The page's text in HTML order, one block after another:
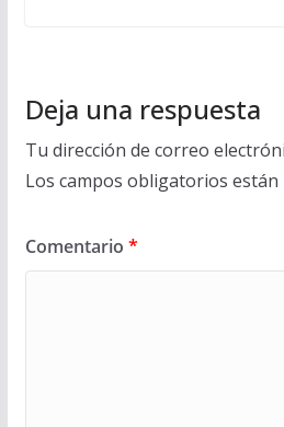
Deja una respuesta
Tu dirección de correo
Los campos obligatorios están
Comentario *